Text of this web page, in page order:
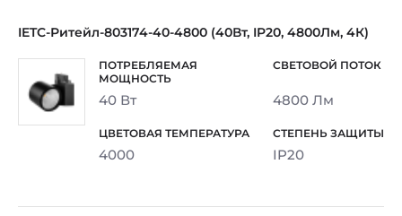
IETC-Ритейл-803174-40-4800 (40Вт, IP20, 4800Лм, 4К)
40 Вт 4800 Лм
4000 IP20